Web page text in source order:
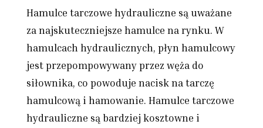
Hamulce tarczowe hydrauliczne są uważane
za najskuteczniejsze hamulce na rynku. W
hamulcach hydraulicznych, płyn hamulcowy
jest przepompowywany przez węża do
siłownika, co powoduje nacisk na tarczę
hamulcową i hamowanie. Hamulce tarczowe
hydrauliczne są bardziej kosztowne i